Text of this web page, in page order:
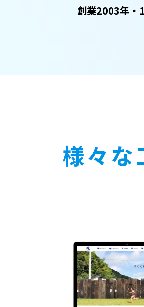
創業2003年・
様々な